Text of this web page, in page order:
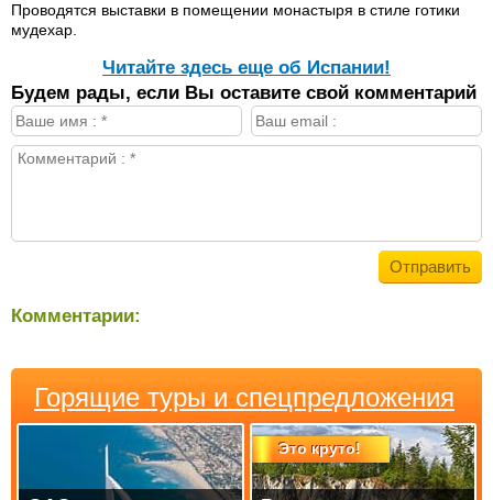
Проводятся выставки в помещении монастыря в стиле готики
мудехар.
Читайте здесь еще об Испании!
Будем рады, если Вы оставите свой комментарий
Комментарии:
Горящие туры и спецпредложения
Это круто!